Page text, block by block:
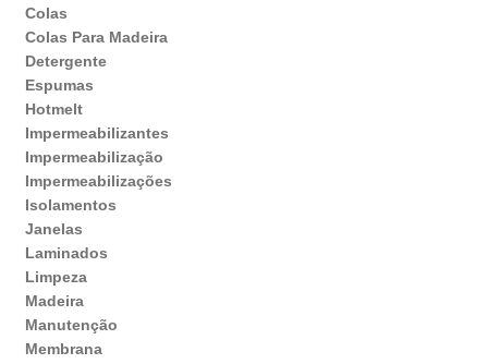
Colas
Colas Para Madeira
Detergente
Espumas
Hotmelt
Impermeabilizantes
Impermeabilização
Impermeabilizações
Isolamentos
Janelas
Laminados
Limpeza
Madeira
Manutenção
Membrana